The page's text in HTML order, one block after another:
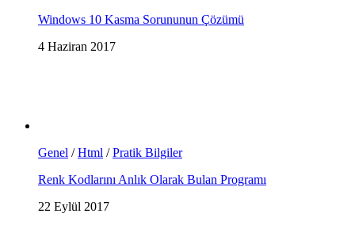
Windows 10 Kasma Sorununun Çözümü
4 Haziran 2017
Genel /Html /Pratik Bilgiler
Renk Kodlarını Anlık Olarak Bulan Programı
22 Eylül 2017